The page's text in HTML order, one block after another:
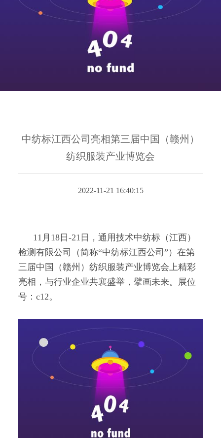
中纺标江西公司亮相第三届中国（赣州）
纺织服装产业博览会
2022-11-21 16:40:15
11月18日-21日，通用技术中纺标（江西）
检测有限公司（简称“中纺标江西公司”）在第
三届中国（赣州）纺织服装产业博览会上精彩
亮相，与行业企业共襄盛举，擘画未来。展位
号：c12。